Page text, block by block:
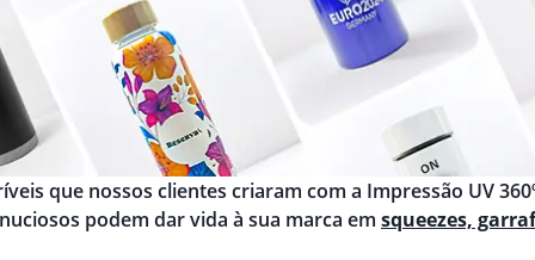
que nossos clientes criaram com a Impressão UV
podem dar vida à sua marca em squeezes,